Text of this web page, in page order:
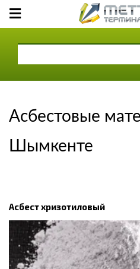
Асбестовые
Шымкенте
Асбест хризотиловый